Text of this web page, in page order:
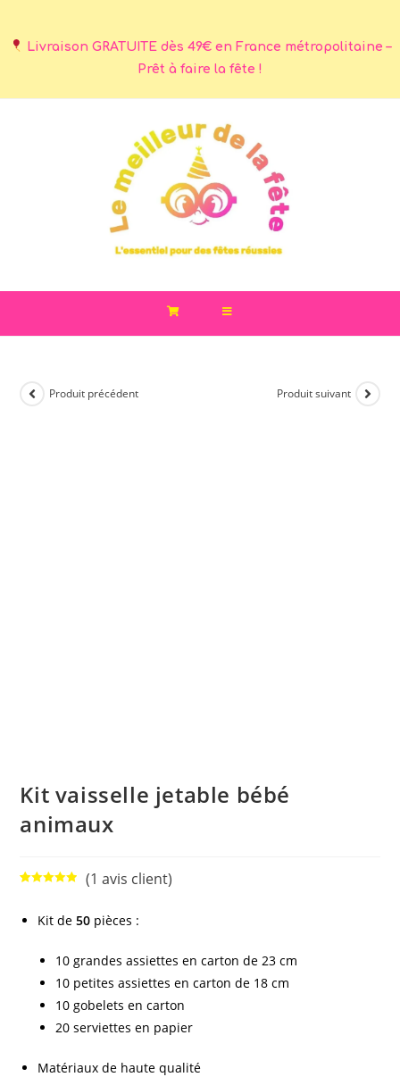
Livraison GRATUITE dès 49€ en France métropolitaine –
Prêt à faire la fête !
Produit précédent Produit suivant
Kit vaisselle jetable bébé
animaux
basé sur
client
(1 avis client)
Kit de 50 pièces :
10 grandes assiettes en carton de 23 cm
10 petites assiettes en carton de 18 cm
10 gobelets en carton
20 serviettes en papier
Matériaux de haute qualité